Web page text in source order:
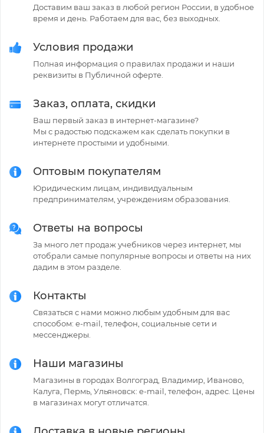
Доставим ваш заказ в любой регион России, в удобное
время и день. Работаем для вас, без выходных.
Условия продажи
Полная информация о правилах продажи и наши
реквизиты в Публичной оферте.
Заказ, оплата, скидки
Ваш первый заказ в интернет-магазине?
Мы с радостью подскажем как сделать покупки в
интернете простыми и удобными.
Оптовым покупателям
Юридическим лицам, индивидуальным
предпринимателям, учреждениям образования.
Ответы на вопросы
За много лет продаж учебников через интернет, мы
отобрали самые популярные вопросы и ответы на них
дадим в этом разделе.
Контакты
Связаться с нами можно любым удобным для вас
способом: e-mail, телефон, социальные сети и
мессенджеры.
Наши магазины
Магазины в городах Волгоград, Владимир, Иваново,
Калуга, Пермь, Ульяновск: e-mail, телефон, адрес. Цены
в магазинах могут отличатся.